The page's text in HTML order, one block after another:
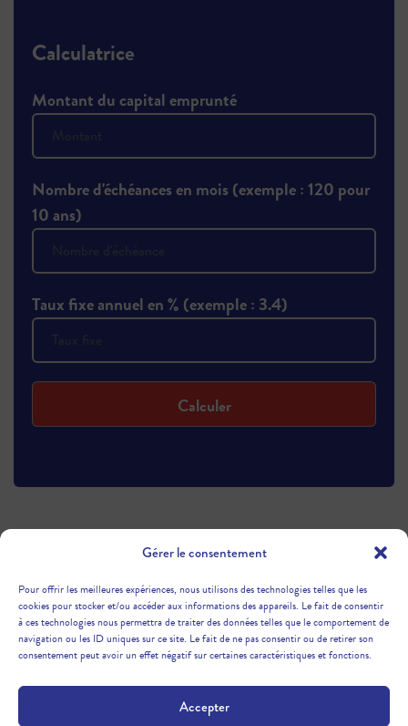
Gérer le consentement
Pour offrir les meilleures expériences, nous utilisons des technologies telles que les
cookies pour stocker et/ou accéder aux informations des appareils. Le fait de consentir
à ces technologies nous permettra de traiter des données telles que le comportement de
navigation ou les ID uniques sur ce site. Le fait de ne pas consentir ou de retirer son
consentement peut avoir un effet négatif sur certaines caractéristiques et fonctions.
Accepter
Calculatrice
Montant du capital emprunté
Nombre d'échéances en mois (exemple : 120 pour
10 ans)
Taux fixe annuel en % (exemple : 3.4)
Calculer
NOUS CONTACTER